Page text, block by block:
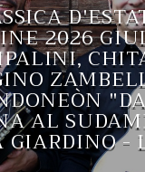
2026
AL
GIARDINO -